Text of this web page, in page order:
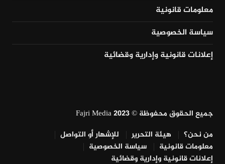
معلومات قانونية
سياسة الخصوصية
إعلانات قانونية وإدارية وقضائية
جميع الحقوق محفوظة © Fajri Media 2023
من نحن؟
هيئة التحرير
للإشهار أو التواصل
معلومات قانونية
سياسة الخصوصية
إعلانات قانونية وإدارية وقضائية